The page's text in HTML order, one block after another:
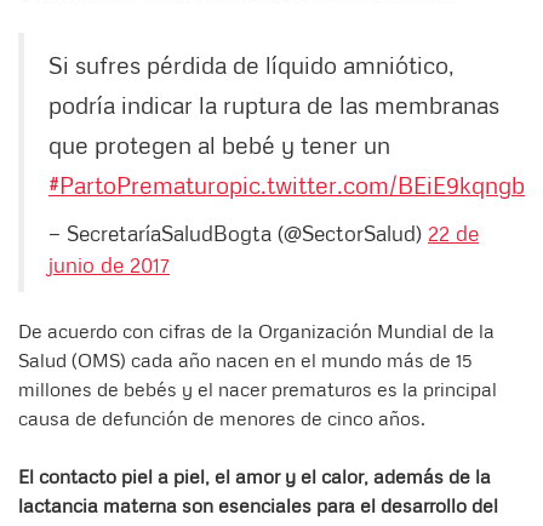
Si sufres pérdida de líquido amniótico,
podría indicar la ruptura de las membranas
que protegen al bebé y tener un
#PartoPrematuropic.twitter.com/BEiE9kqngb
— SecretaríaSaludBogta (@SectorSalud) 22 de
junio de 2017
De acuerdo con cifras de la Organización Mundial de la
Salud (OMS) cada año nacen en el mundo más de 15
millones de bebés y el nacer prematuros es la principal
causa de defunción de menores de cinco años.
El contacto piel a piel, el amor y el calor, además de la
lactancia materna son esenciales para el desarrollo del